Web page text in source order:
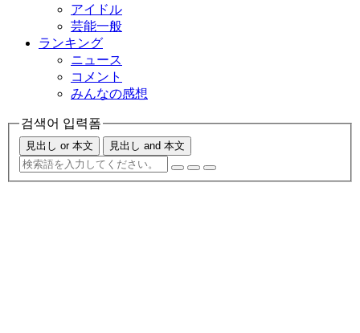
アイドル
芸能一般
ランキング
ニュース
コメント
みんなの感想
검색어 입력폼
見出し or 本文 見出し and 本文